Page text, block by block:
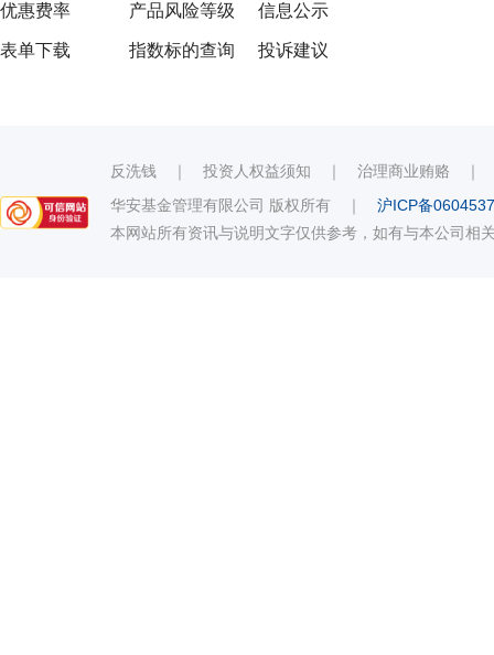
优惠费率
表单下载
产品风险等级
指数标的查询
信息公示
投诉建议
反洗钱 ｜ 投资人权益须知 ｜ 治理商业贿赂
华安基金管理有限公司 版权所有 ｜ 沪ICP备
本网站所有资讯与说明文字仅供参考，如有与本公司相